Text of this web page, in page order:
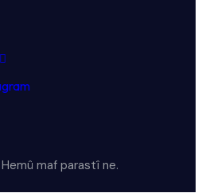
Hemû maf parastî ne.